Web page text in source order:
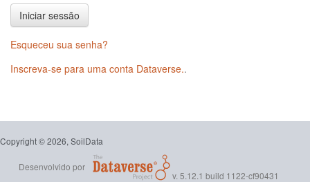
Iniciar sessão
Esqueceu sua senha?
Inscreva-se para uma conta Dataverse..
Copyright © 2026, SoilData
Desenvolvido por
v. 5.12.1 build 1122-cf90431